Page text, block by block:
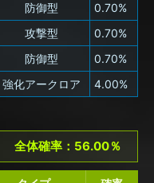
防御型
0.70%
攻撃型
0.70%
防御型
0.70%
強化アークロア 4.00%
全体確率：56.00％